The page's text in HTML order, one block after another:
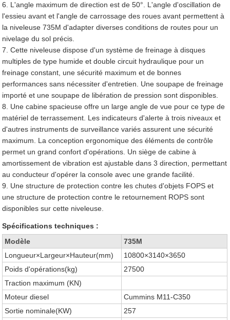
6. L'angle maximum de direction est de 50°. L'angle d'oscillation de
l'essieu avant et l'angle de carrossage des roues avant permettent à
la niveleuse 735M d'adapter diverses conditions de routes pour un
nivelage du sol précis.
7. Cette niveleuse dispose d'un système de freinage à disques
multiples de type humide et double circuit hydraulique pour un
freinage constant, une sécurité maximum et de bonnes
performances sans nécessiter d'entretien. Une soupape de freinage
importé et une soupape de libération de pression sont disponibles.
8. Une cabine spacieuse offre un large angle de vue pour ce type de
matériel de terrassement. Les indicateurs d'alerte à trois niveaux et
d'autres instruments de surveillance variés assurent une sécurité
maximum. La conception ergonomique des éléments de contrôle
permet un grand confort d'opérations. Un siège de cabine à
amortissement de vibration est ajustable dans 3 direction, permettant
au conducteur d'opérer la console avec une grande facilité.
9. Une structure de protection contre les chutes d'objets FOPS et
une structure de protection contre le retournement ROPS sont
disponibles sur cette niveleuse.
Spécifications techniques :
Modèle
735M
Longueur×Largeur×Hauteur(mm)
10800×3140×3650
Poids d'opérations(kg)
27500
Traction maximum (KN)
Moteur diesel
Cummins M11-C350
Sortie nominale(KW)
257